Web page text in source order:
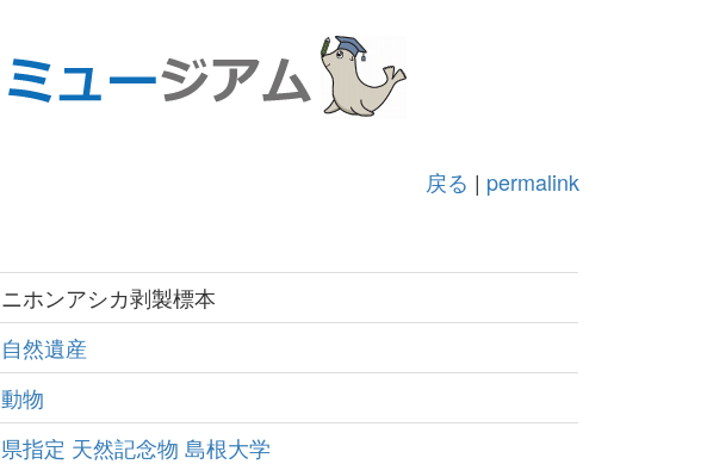
戻る | permalink
ニホンアシカ剥製標本
自然遺産
動物
県指定 天然記念物 島根大学